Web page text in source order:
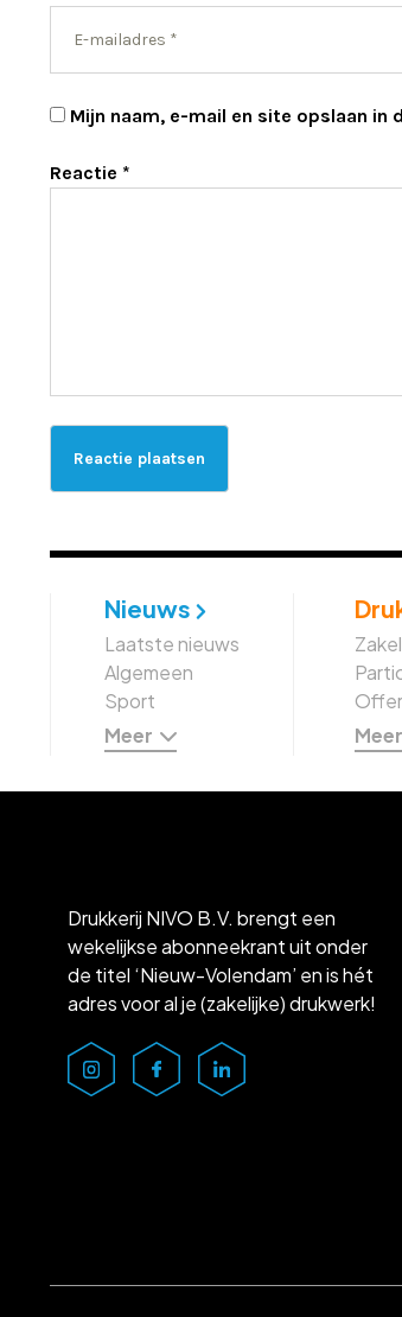
Mijn naam, e-mail en site opslaan in
Reactie *
Nieuws
Laatste nieuws
Algemeen
Sport
Meer
Meer
Drukkerij NIVO B.V. brengt een
wekelijkse abonneekrant uit onder
de titel ‘Nieuw-Volendam’ en is hét
adres voor al je (zakelijke) drukwerk!